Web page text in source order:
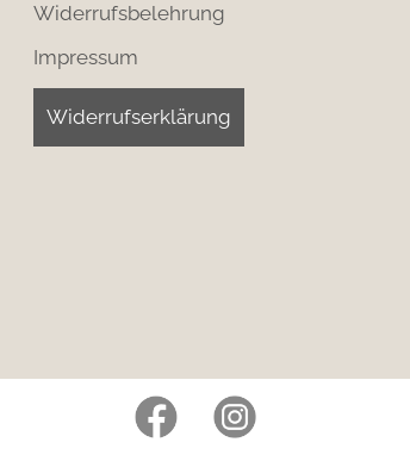
Widerrufsbelehrung
Impressum
Widerrufserklärung